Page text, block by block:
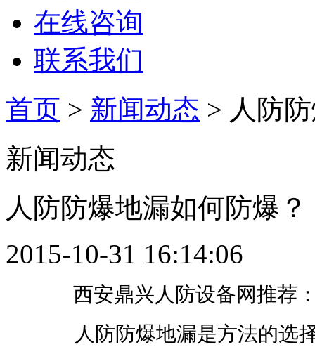
在线咨询
联系我们
首页 > 新闻动态 > 人防
新闻动态
人防防爆地漏如何防爆？
2015-10-31 16:14:06
西安鼎兴人防设备网推荐：
人防防爆地漏是方法的选